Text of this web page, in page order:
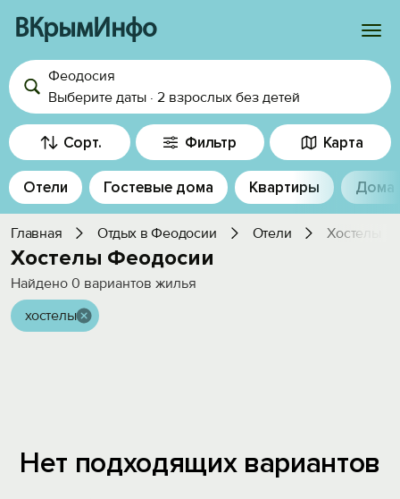
ВКрымИнфо
Войти
Избранное
История просмотра
Добавить свой объект
Феодосия
Выберите даты · 2 взрослых без детей
Сорт. Фильтр Карта
Отели Гостевые дома Квартиры Дома
Главная Отдых в Феодосии Отели Хостелы
Хостелы Феодосии
Найдено 0 вариантов жилья
хостелы
Нет подходящих вариантов